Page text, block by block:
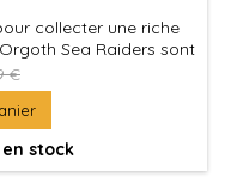
collecter une riche
Sea Raiders sont
revenus une fois de
de Fer.
€
stock